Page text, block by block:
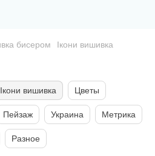
бисером Ікони вишивка
Ікони вишивка Цветы
Пейзаж Украина Метрика
Разное